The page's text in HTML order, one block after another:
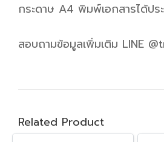
กระดาษ A4 พิมพ์เอกสารได้ป
สอบถามข้อมูลเพิ่มเติม LINE
Related Product